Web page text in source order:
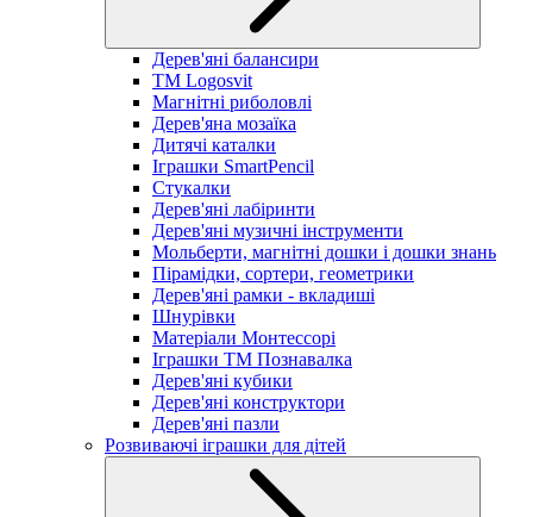
Дерев'яні балансири
TM Logosvit
Магнітні риболовлі
Дерев'яна мозаїка
Дитячі каталки
Іграшки SmartPencil
Стукалки
Дерев'яні лабіринти
Дерев'яні музичні інструменти
Мольберти, магнітні дошки і дошки знань
Пірамідки, сортери, геометрики
Дерев'яні рамки - вкладиші
Шнурівки
Матеріали Монтессорі
Іграшки ТМ Познавалка
Дерев'яні кубики
Дерев'яні конструктори
Дерев'яні пазли
Розвиваючі іграшки для дітей